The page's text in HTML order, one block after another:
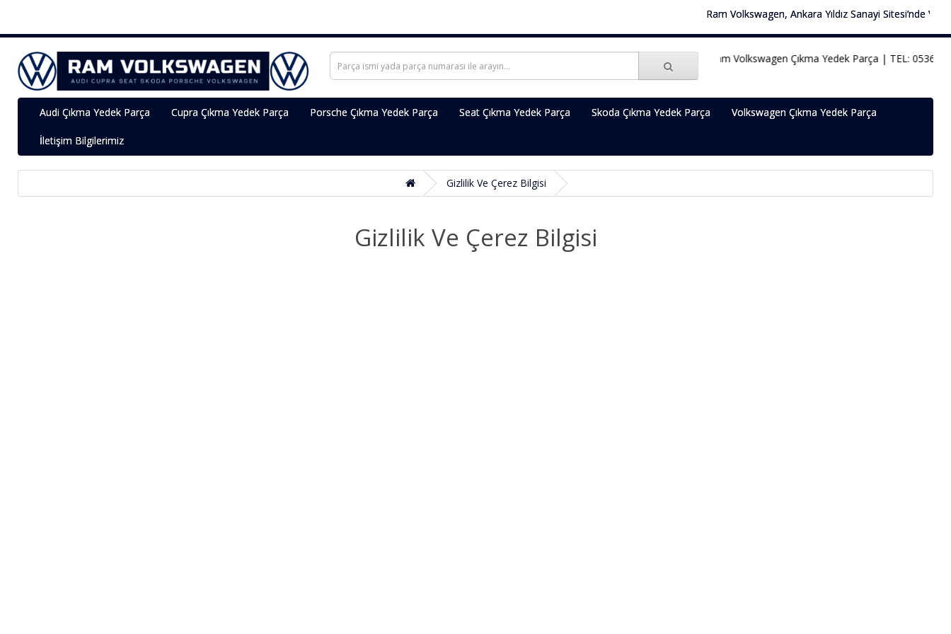
Ram Volkswagen, Ankara Yıldız Sanayi Sitesi’nde
Ram Volkswagen Çıkma Yedek Parça | TEL: 0536 451
Audi Çıkma Yedek Parça Cupra Çıkma Yedek Parça Porsche Çıkma Yedek Parça Seat Çıkma Yedek Parça Skoda Çıkma Yedek Parça Volkswagen Çıkma Yedek Parça
İletişim Bilgilerimiz
Gizlilik Ve Çerez Bilgisi
Gizlilik Ve Çerez Bilgisi